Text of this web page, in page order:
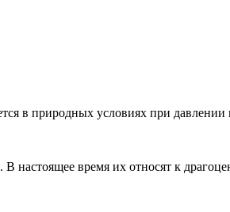
в природных условиях при
настоящее время их относят к